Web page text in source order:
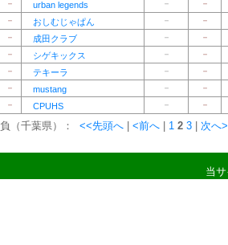
－
urban legends －
－
－
おしむじゃぱん －
－
－
成田クラブ －
－
－
シゲキックス －
－
－
テキーラ －
－
－
mustang －
－
－
CPUHS － －
負（千葉県）： <<先頭へ <前へ 1 2 3 次へ>
当